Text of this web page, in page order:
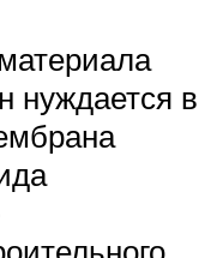
нуждается в